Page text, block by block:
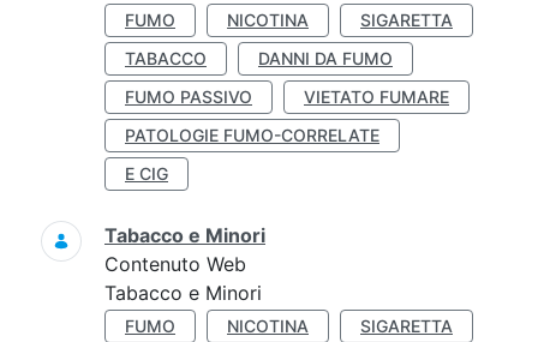
FUMO NICOTINA
SIGARETTA
TABACCO
DANNI DA FUMO
FUMO PASSIVO
VIETATO FUMARE
PATOLOGIE FUMO-CORRELATE
E CIG
Tabacco e Minori
Contenuto Web
Tabacco e Minori
FUMO NICOTINA
SIGARETTA